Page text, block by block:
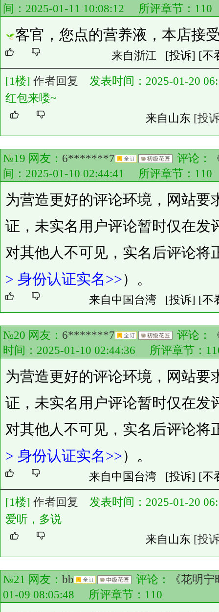
间：2025-01-11 10:08:12 所评章节： 110
客官，您点的营养液，本店接
来自浙江 [投诉] [不
[1楼] 作者回复
发表时间：2025-01-20
红包来喽~
来自山东 [投
№19 网友： 6*******7 评论：
间：2025-01-10 02:44:41 所评章节： 110
为营造更好的评论环境，网站要
证，未实名用户评论暂时仅在发
对其他人不可见，实名后评论将
> 身份认证实名>>）。
来自中国台湾 [投诉] [不
№20 网友： 6*******7 评论：
时间：2025-01-10 02:44:36 所评章节：
为营造更好的评论环境，网站要
证，未实名用户评论暂时仅在发
对其他人不可见，实名后评论将
> 身份认证实名>>）。
来自中国台湾 [投诉] [不
[1楼] 作者回复
发表时间：2025-01-20
爱听，多说
来自山东 [投
№21 网友： bb 评论：
《花明宁
01-09 08:05:48 所评章节： 110